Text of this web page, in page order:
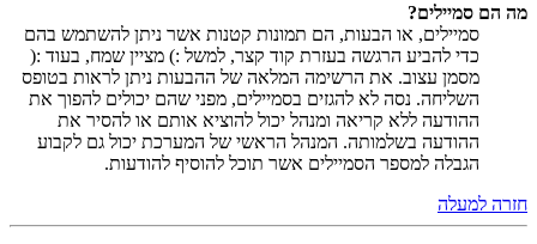
מה הם סמיילים?
סמיילים, או הבעות, הם תמונות קטנות אשר ניתן להשתמש בהם
כדי להביע הרגשה בעזרת קוד קצר, למשל :) מציין שמח, בעוד :(
מסמן עצוב. את הרשימה המלאה של ההבעות ניתן לראות בטופס
השליחה. נסה לא להגזים בסמיילים, מפני שהם יכולים להפוך את
ההודעה ללא קריאה ומנהל יכול להוציא אותם או להסיר את
ההודעה בשלמותה. המנהל הראשי של המערכת יכול גם לקבוע
הגבלה למספר הסמיילים אשר תוכל להוסיף להודעות.
חזרה למעלה